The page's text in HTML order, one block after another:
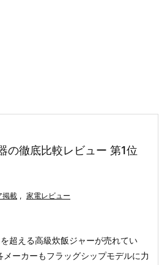
の徹底比較レビュー 第1位
掲載 , 家電レビュー
超える高級炊飯ジャーが売れてい
メーカーもフラッグシップモデルに力